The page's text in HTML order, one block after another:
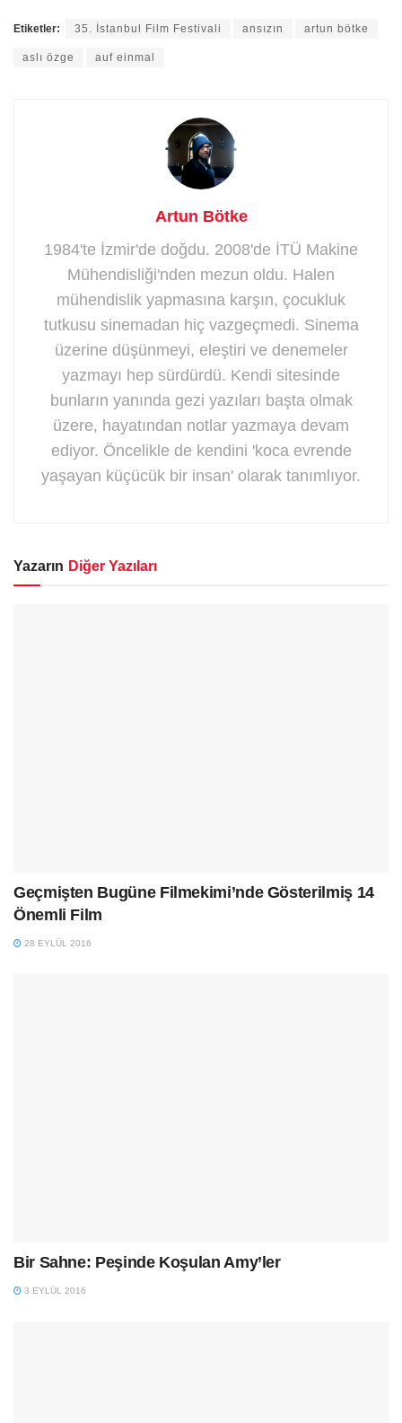
Etiketler: 35. İstanbul Film Festivali ansızın artun bötke
aslı özge auf einmal
Artun Bötke
1984'te İzmir'de doğdu. 2008'de İTÜ Makine
Mühendisliği'nden mezun oldu. Halen
mühendislik yapmasına karşın, çocukluk
tutkusu sinemadan hiç vazgeçmedi. Sinema
üzerine düşünmeyi, eleştiri ve denemeler
yazmayı hep sürdürdü. Kendi sitesinde
bunların yanında gezi yazıları başta olmak
üzere, hayatından notlar yazmaya devam
ediyor. Öncelikle de kendini 'koca evrende
yaşayan küçücük bir insan' olarak tanımlıyor.
Yazarın Diğer Yazıları
Geçmişten Bugüne Filmekimi’nde Gösterilmiş 14
Önemli Film
28 EYLÜL 2016
Bir Sahne: Peşinde Koşulan Amy’ler
3 EYLÜL 2016